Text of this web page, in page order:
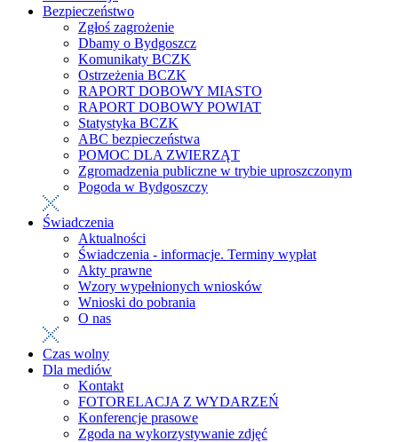
Bezpieczeństwo
Zgłoś zagrożenie
Dbamy o Bydgoszcz
Komunikaty BCZK
Ostrzeżenia BCZK
RAPORT DOBOWY MIASTO
RAPORT DOBOWY POWIAT
Statystyka BCZK
ABC bezpieczeństwa
POMOC DLA ZWIERZĄT
Zgromadzenia publiczne w trybie uproszczonym
Pogoda w Bydgoszczy
Świadczenia
Aktualności
Świadczenia - informacje. Terminy wypłat
Akty prawne
Wzory wypełnionych wniosków
Wnioski do pobrania
O nas
Czas wolny
Dla mediów
Kontakt
FOTORELACJA Z WYDARZEŃ
Konferencje prasowe
Zgoda na wykorzystywanie zdjęć